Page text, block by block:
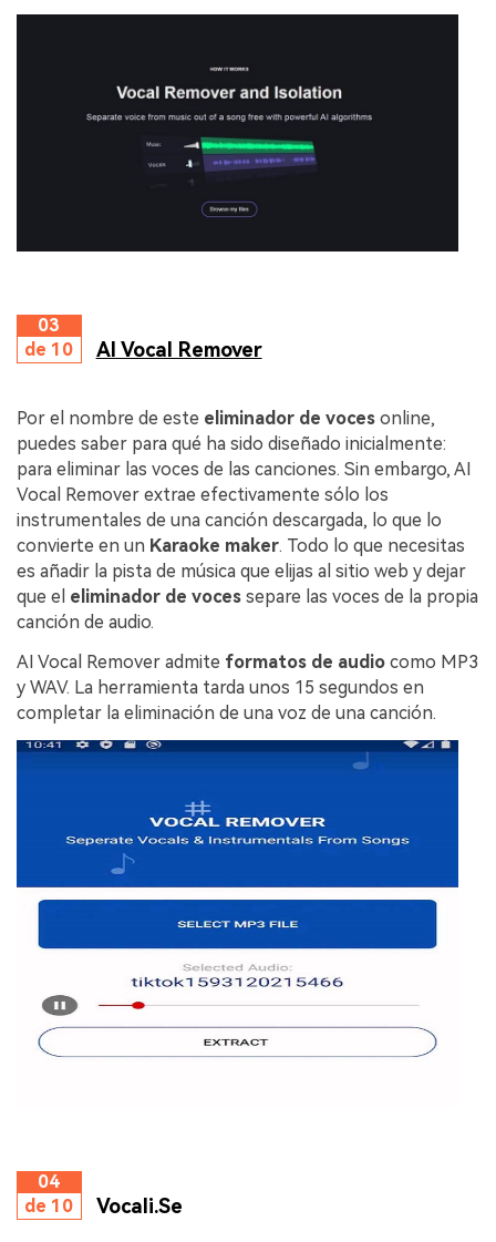
03
de 10
AI Vocal Remover
Por el nombre de este eliminador de voces online,
puedes saber para qué ha sido diseñado inicialmente:
para eliminar las voces de las canciones. Sin embargo, AI
Vocal Remover extrae efectivamente sólo los
instrumentales de una canción descargada, lo que lo
convierte en un Karaoke maker. Todo lo que necesitas
es añadir la pista de música que elijas al sitio web y dejar
que el eliminador de voces separe las voces de la propia
canción de audio.
AI Vocal Remover admite formatos de audio como MP3
y WAV. La herramienta tarda unos 15 segundos en
completar la eliminación de una voz de una canción.
04
de 10
Vocali.Se